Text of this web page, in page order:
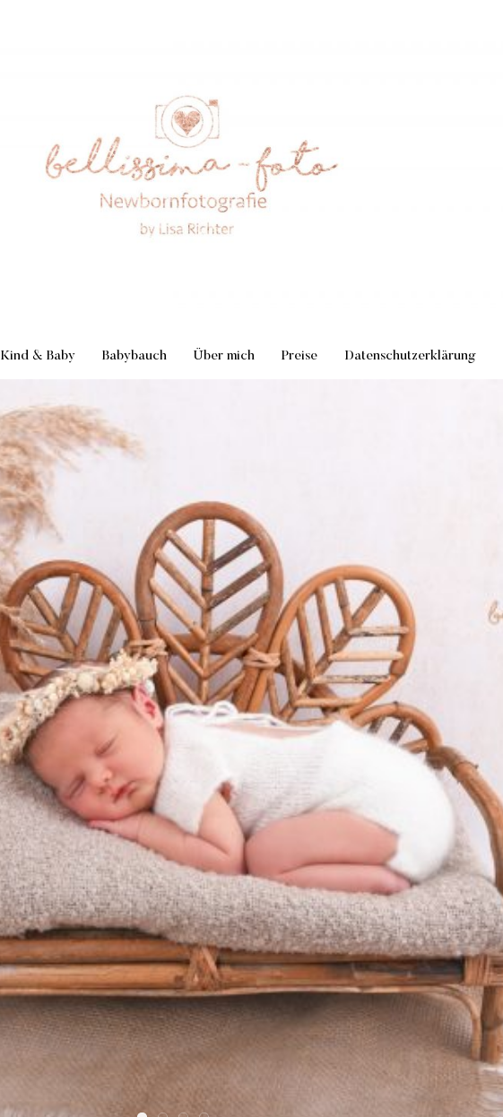
Kind & Baby Babybauch Über mich Preise Datenschutzerklärung